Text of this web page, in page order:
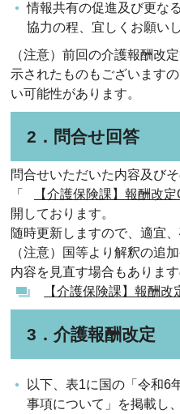
情報共有の促進及び更な
協力の程、宜しくお願い
（注意）前回の介護報酬改
示されたものもございます
い可能性があります。
2．問合せ回答
問合せいただいた内容及び
「
【介護保険課】報酬改
開しております。
随時更新しますので、適宜
（注意）国等より解釈の追
内容を見直す場合もありま
【介護保険課】報酬改
3．介護報酬改定
以下、表1に国の「令和6
事項について」を掲載し